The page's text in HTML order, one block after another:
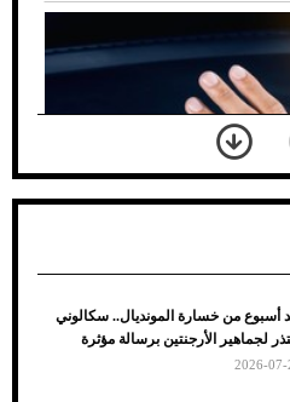
عند الوقوف.. أشهر
أسبوع من خسارة المونديال.. سكالوني
لجماهير الأرجنتين برسالة مؤثرة
2026-07-